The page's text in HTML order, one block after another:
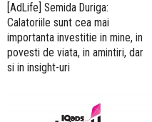
[AdLife] Semida Duriga:
Calatoriile sunt cea mai
importanta investitie in mine, in
povesti de viata, in amintiri, dar
si in insight-uri